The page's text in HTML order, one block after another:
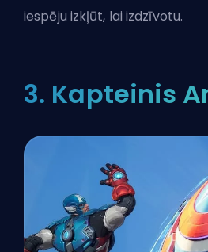
iespēju izkļūt, lai izdzīvotu.
3. Kapteinis